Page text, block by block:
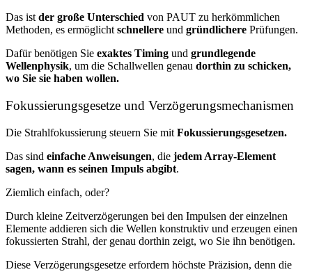
Das ist der große Unterschied von PAUT zu herkömmlichen
Methoden, es ermöglicht schnellere und gründlichere Prüfungen.
Dafür benötigen Sie exaktes Timing und grundlegende
Wellenphysik, um die Schallwellen genau dorthin zu schicken,
wo Sie sie haben wollen.
Fokussierungsgesetze und Verzögerungsmechanismen
Die Strahlfokussierung steuern Sie mit Fokussierungsgesetzen.
Das sind einfache Anweisungen, die jedem Array-Element
sagen, wann es seinen Impuls abgibt.
Ziemlich einfach, oder?
Durch kleine Zeitverzögerungen bei den Impulsen der einzelnen
Elemente addieren sich die Wellen konstruktiv und erzeugen einen
fokussierten Strahl, der genau dorthin zeigt, wo Sie ihn benötigen.
Diese Verzögerungsgesetze erfordern höchste Präzision, denn die